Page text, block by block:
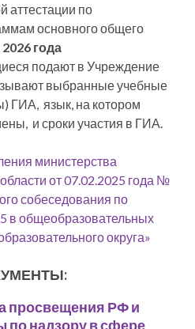
аттестации по
основного общего
года
подают в Учреждение
выбранные учебные
ГИА, язык, на котором
и сроки участия в ГИА.
министерства
от 07.02.2025 года №
собеседования по
в общеобразовательных
округа»
просвещения РФ и
надзору в сфере